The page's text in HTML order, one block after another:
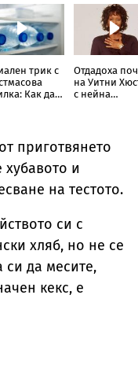
трик с
Как да
Отдадоха
на Уитни
с нейна
приготвянето
хубавото и
на тестото.
си с
хляб, но не се
си да месите,
кекс, е